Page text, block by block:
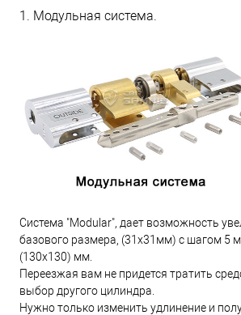
1. Модульная система.
Система "Modular", дает возможность
базового размера, (31х31мм) с шагом 5
(130х130) мм.
Переезжая вам не придется тратить
выбор другого цилиндра.
Нужно только изменить удлинение и